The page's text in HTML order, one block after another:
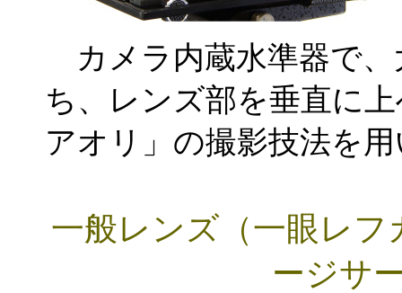
カメラ内蔵水準器で、
ち、レンズ部を垂直に
アオリ」の撮影技法を
一般レンズ（一眼レ
ージサ